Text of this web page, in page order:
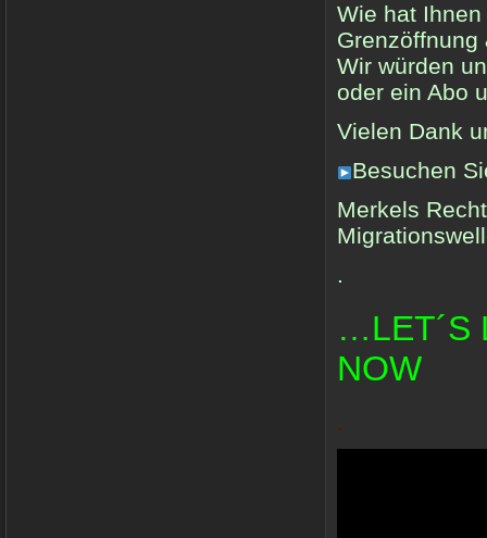
Wie hat
Wir würden
oder ein Abo
Vielen Dank
Besuchen
Merkels
.
…LET´S
NOW
.